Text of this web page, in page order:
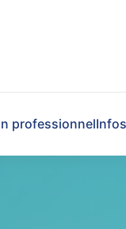
professionnel